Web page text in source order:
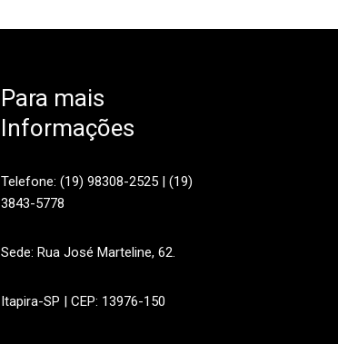
Para mais
Informações
Telefone: (19) 98308-2525 | (19)
3843-5778
Sede: Rua José Marteline, 62.
Itapira-SP | CEP: 13976-150